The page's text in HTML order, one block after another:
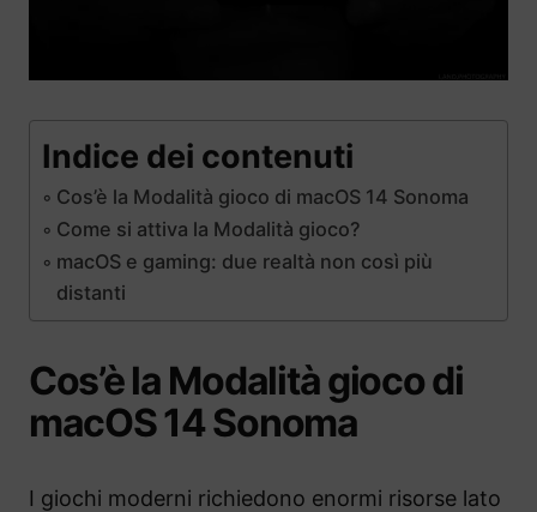
Indice dei contenuti
Cos’è la Modalità gioco di macOS 14 Sonoma
Come si attiva la Modalità gioco?
macOS e gaming: due realtà non così più
distanti
Cos’è la Modalità gioco di
macOS 14 Sonoma
I giochi moderni richiedono enormi risorse lato